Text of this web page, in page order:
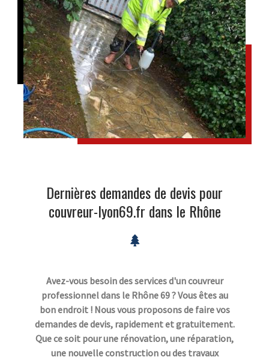
Dernières demandes de devis pour
couvreur-lyon69.fr dans le Rhône
Avez-vous besoin des services d'un couvreur
professionnel dans le Rhône 69 ? Vous êtes au
bon endroit ! Nous vous proposons de faire vos
demandes de devis, rapidement et gratuitement.
Que ce soit pour une rénovation, une réparation,
une nouvelle construction ou des travaux